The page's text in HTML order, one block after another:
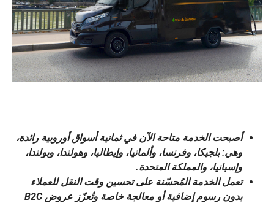
أصبحت الخدمة متاحة الآن في ثمانية أسواق أوروبية رائدة،
وهي: بلجيكا، وفرنسا، وألمانيا، وإيطاليا، وهولندا، وبولندا،
وإسبانيا، والمملكة المتحدة.
تعمل الخدمة المُحسّنة على تحسين وقت النقل للعملاء
بدون رسوم إضافية أو معالجة خاصة وتُعزّز عروض B2C